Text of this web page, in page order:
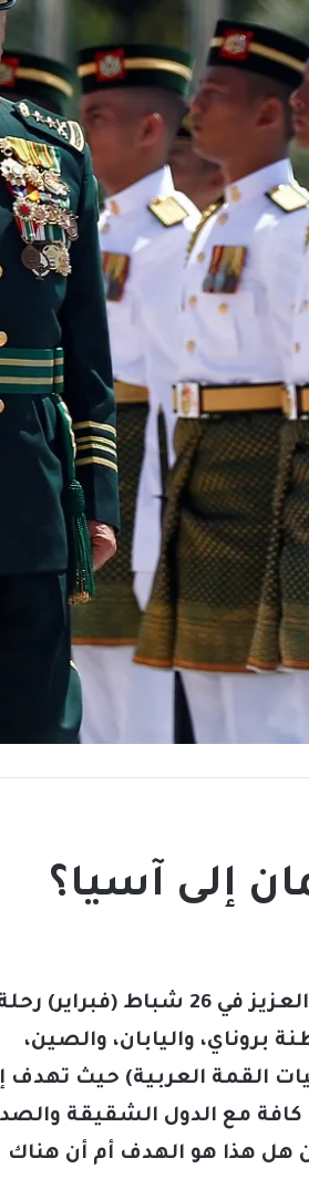
إلى آسيا؟
بدأ العاهل السعودي الملك سلمان بن عبد العزيز في 26 شباط
بروناي، واليابان، والصين،
القمة العربية) حيث تهدف
كافة مع الدول الشقيقة
هل هذا هو الهدف أم أن هناك